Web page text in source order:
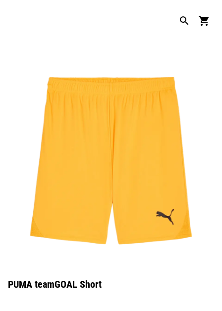
PUMA teamGOAL Short